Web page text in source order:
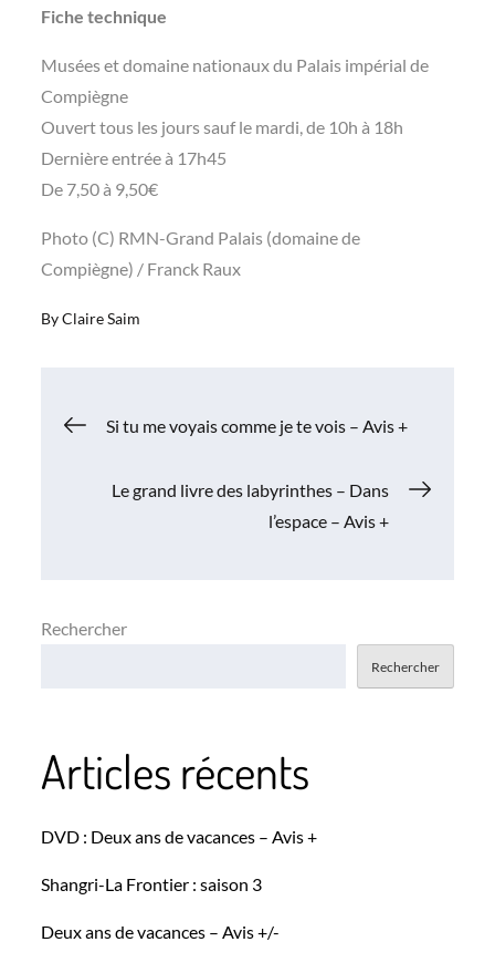
Fiche technique
Musées et domaine nationaux du Palais impérial de
Compiègne
Ouvert tous les jours sauf le mardi, de 10h à 18h
Dernière entrée à 17h45
De 7,50 à 9,50€
Photo (C) RMN-Grand Palais (domaine de
Compiègne) / Franck Raux
ByClaire Saim
Navigation
Si tu me voyais comme je te vois – Avis +
Le grand livre des labyrinthes – Dans
l’espace – Avis +
Rechercher
Rechercher
Articles récents
DVD : Deux ans de vacances – Avis +
Shangri-La Frontier : saison 3
Deux ans de vacances – Avis +/-